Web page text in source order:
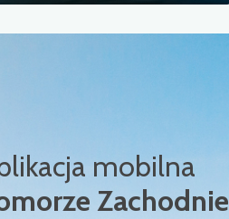
mobilna
Zachodnie